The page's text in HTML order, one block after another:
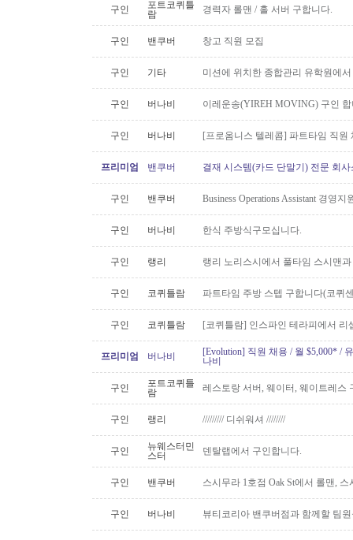
구인
포트코퀴틀
람
경력자 롤맨 / 홀 서버 구합니다.
구인 밴쿠버 창고 직원 모집
구인 기타 미션에 위치한 종합관리 유학원에
구인 버나비 이레운송(YIREH MOVING) 구인
구인 버나비 [프로옴니스 텔레콤] 파트타임 직원
프리미엄 밴쿠버 결재 시스템(카드 단말기) 전문 회
구인 밴쿠버 Business Operations Assistant 경영
구인 버나비 한식 주방식구모십니다.
구인 랭리 랭리 노리스시에서 풀타임 스시맨
구인 코퀴틀람 파트타임 주방 스텝 구합니다(코퀴
구인 코퀴틀람 [코퀴틀람] 인스파인 테라피에서 리
프리미엄 버나비
[Evolution] 직원 채용 / 월 $5,000* /
나비
구인
포트코퀴틀
람
레스토랑 서버, 웨이터, 웨이트레스
구인 랭리 ///////// 디쉬워셔 ////////
구인
뉴웨스터민
스터
덴탈랩에서 구인합니다.
구인 밴쿠버 스시무라 1호점 Oak St에서 롤맨,
구인 버나비 뷰티코리아 밴쿠버점과 함께할 팀